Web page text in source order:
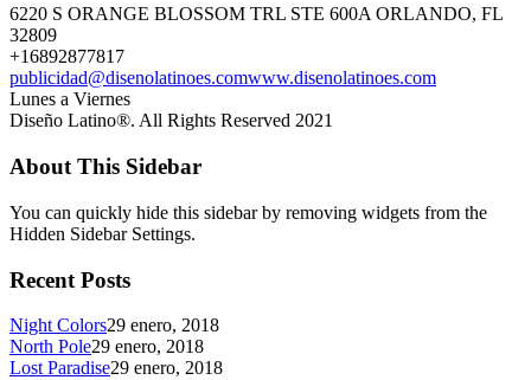
6220 S ORANGE BLOSSOM TRL STE 600A ORLANDO, FL
32809
+16892877817
publicidad@disenolatinoes.comwww.disenolatinoes.com
Lunes a Viernes
Diseño Latino®. All Rights Reserved 2021
About This Sidebar
You can quickly hide this sidebar by removing widgets from the
Hidden Sidebar Settings.
Recent Posts
Night Colors29 enero, 2018
North Pole29 enero, 2018
Lost Paradise29 enero, 2018